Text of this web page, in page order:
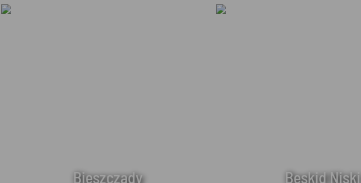
Bieszczady Beskid Niski